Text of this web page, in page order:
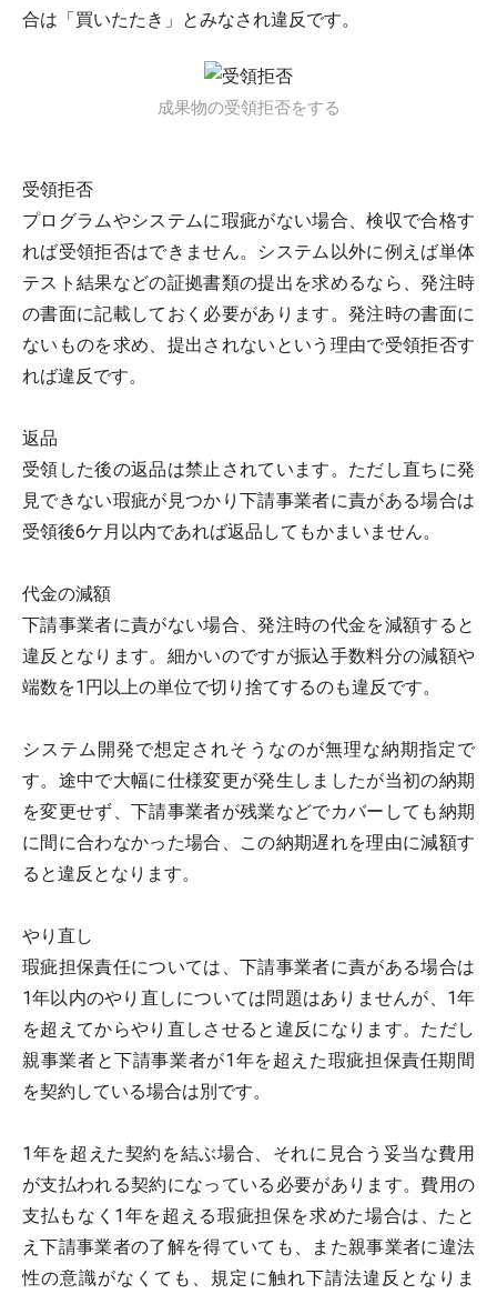
合は「買いたたき」とみなされ違反です。
成果物の受領拒否をする
受領拒否
プログラムやシステムに瑕疵がない場合、検収で合格す
れば受領拒否はできません。システム以外に例えば単体
テスト結果などの証拠書類の提出を求めるなら、発注時
の書面に記載しておく必要があります。発注時の書面に
ないものを求め、提出されないという理由で受領拒否す
れば違反です。
返品
受領した後の返品は禁止されています。ただし直ちに発
見できない瑕疵が見つかり下請事業者に責がある場合は
受領後6ケ月以内であれば返品してもかまいません。
代金の減額
下請事業者に責がない場合、発注時の代金を減額すると
違反となります。細かいのですが振込手数料分の減額や
端数を1円以上の単位で切り捨てするのも違反です。
システム開発で想定されそうなのが無理な納期指定で
す。途中で大幅に仕様変更が発生しましたが当初の納期
を変更せず、下請事業者が残業などでカバーしても納期
に間に合わなかった場合、この納期遅れを理由に減額す
ると違反となります。
やり直し
瑕疵担保責任については、下請事業者に責がある場合は
1年以内のやり直しについては問題はありませんが、1年
を超えてからやり直しさせると違反になります。ただし
親事業者と下請事業者が1年を超えた瑕疵担保責任期間
を契約している場合は別です。
1年を超えた契約を結ぶ場合、それに見合う妥当な費用
が支払われる契約になっている必要があります。費用の
支払もなく1年を超える瑕疵担保を求めた場合は、たと
え下請事業者の了解を得ていても、また親事業者に違法
性の意識がなくても、規定に触れ下請法違反となりま